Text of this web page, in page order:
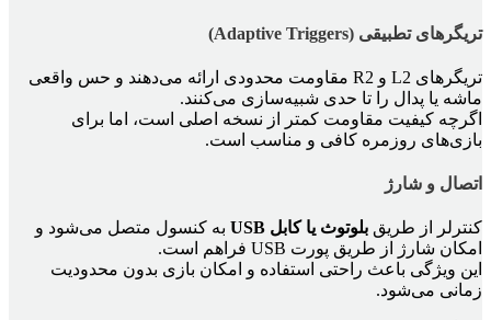
تریگرهای تطبیقی (Adaptive Triggers)
تریگرهای L2 و R2 مقاومت محدودی ارائه می‌دهند و حس واقعی
ماشه یا پدال را تا حدی شبیه‌سازی می‌کنند.
اگرچه کیفیت مقاومت کمتر از نسخه اصلی است، اما برای
بازی‌های روزمره کافی و مناسب است.
اتصال و شارژ
کنترلر از طریق بلوتوث یا کابل USB
به کنسول متصل می‌شود و
امکان شارژ از طریق پورت USB فراهم است.
این ویژگی باعث راحتی استفاده و امکان بازی بدون محدودیت
زمانی می‌شود.